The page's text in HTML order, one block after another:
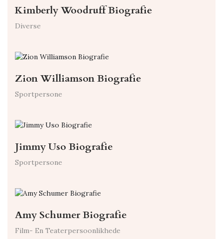
Kimberly Woodruff Biografie
Diverse
Zion Williamson Biografie
Sportpersone
Jimmy Uso Biografie
Sportpersone
Amy Schumer Biografie
Film- En Teaterpersoonlikhede